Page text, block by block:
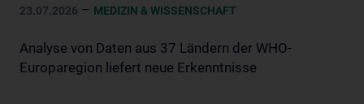
23.07.2026 – MEDIZIN & WISSENSCHAFT
Analyse von Daten aus 37 Ländern der WHO-
Europaregion liefert neue Erkenntnisse